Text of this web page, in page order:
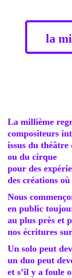
la
La millième
compositeurs
issus du théâtre
ou du cirque
pour des
des créations
Nous
en public
au plus près et
nos écritures
Un solo peut
un duo peut
et s’il y a foule